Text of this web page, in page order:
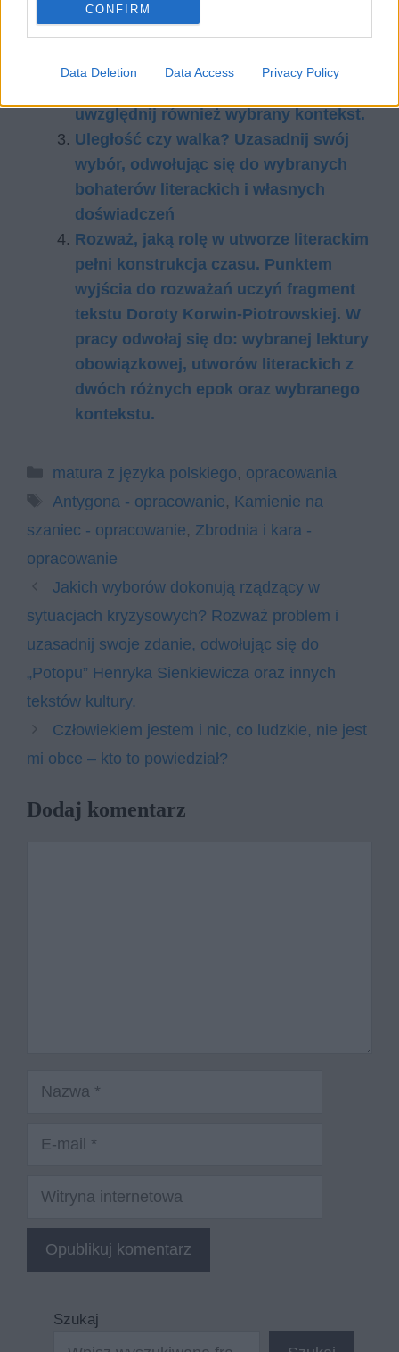
CONFIRM
Data Deletion Data Access Privacy Policy
uwzględnij również wybrany kontekst.
Konflikt racji moralnych. Omów
zagadnienie na podstawie Antygony
uwzględnij również wybrany kontekst.
Uległość czy walka? Uzasadnij swój
wybór, odwołując się do wybranych
bohaterów literackich i własnych
doświadczeń
Rozważ, jaką rolę w utworze literackim
pełni konstrukcja czasu. Punktem
wyjścia do rozważań uczyń fragment
tekstu Doroty Korwin-Piotrowskiej. W
pracy odwołaj się do: wybranej lektury
obowiązkowej, utworów literackich z
dwóch różnych epok oraz wybranego
kontekstu.
Kategorie
matura z języka polskiego, opracowania
Tagi
Antygona - opracowanie, Kamienie na
szaniec - opracowanie, Zbrodnia i kara -
opracowanie
Jakich wyborów dokonują rządzący w
sytuacjach kryzysowych? Rozważ problem i
uzasadnij swoje zdanie, odwołując się do
„Potopu” Henryka Sienkiewicza oraz innych
tekstów kultury.
Człowiekiem jestem i nic, co ludzkie, nie jest
mi obce – kto to powiedział?
Dodaj komentarz
Nazwa
Witryna
Szukaj